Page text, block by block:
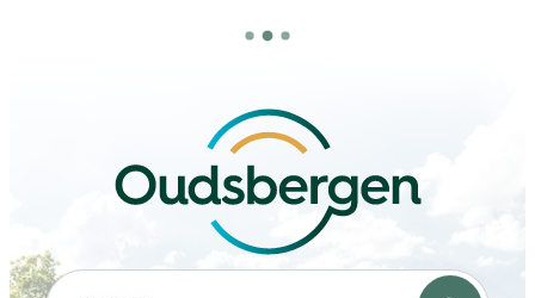
Oudsbergen
Waarmee kunnen we jou helpen?